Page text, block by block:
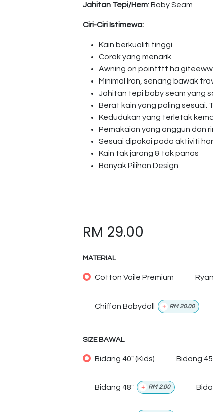
Jahitan Tepi/Hem: Baby Seam
Ciri-Ciri Istimewa:
Kain berkualiti tinggi
Corak yang menarik
Awning on pointttt ha
Minimal Iron, senang bawak
Jahitan tepi baby seam yang
Berat kain yang paling sesuai.
Kedudukan yang terletak
Pemakaian yang anggun dan
Sesuai dipakai pada aktiviti
Kain tak jarang & tak panas
Banyak Pilihan Design
RM 29.00
MATERIAL
Cotton Voile Premium
Chiffon Babydoll + RM 20.00
SIZE BAWAL
Bidang 40" (Kids) Bidang
Bidang 48" + RM2.00